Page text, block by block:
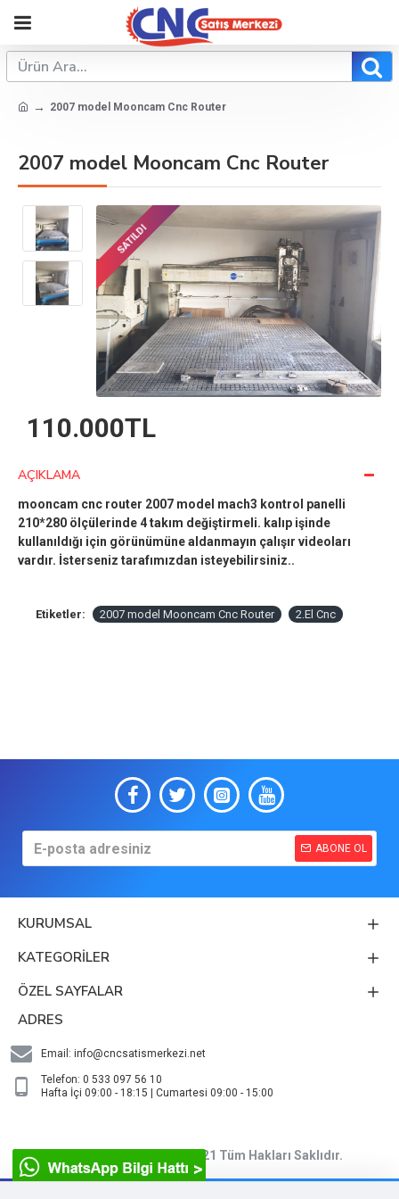
2007 model Mooncam Cnc Router
2007 model Mooncam Cnc Router
SATILDI
110.000TL
AÇIKLAMA
mooncam cnc router 2007 model mach3 kontrol panelli
210*280 ölçülerinde 4 takım değiştirmeli. kalıp işinde
kullanıldığı için görünümüne aldanmayın çalışır videoları
vardır. İsterseniz tarafımızdan isteyebilirsiniz..
Etiketler: 2007 model Mooncam Cnc Router 2.El Cnc
ABONE OL
KURUMSAL
KATEGORİLER
ÖZEL SAYFALAR
ADRES
Email: info@cncsatismerkezi.net
Telefon: 0 533 097 56 10
Hafta İçi 09:00 - 18:15 | Cumartesi 09:00 - 15:00
CNC Satış Merkezi © 2021 Tüm Hakları Saklıdır.